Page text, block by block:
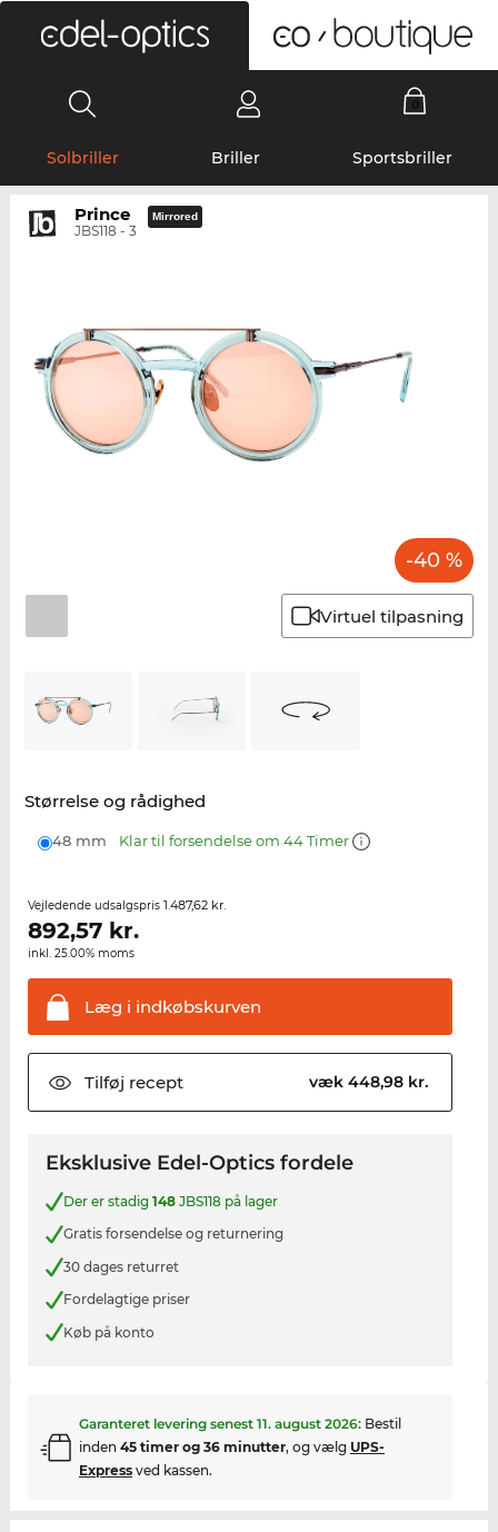
Solbriller Briller Sportsbriller
Prince
JBS118 - 3
Mirrored
-40 %
Virtuel tilpasning
Størrelse og rådighed
48 mm Klar til forsendelse om 44 Timer
Vejledende udsalgspris 1.487,62 kr.
892,57kr.
inkl. 25.00% moms
Læg i indkøbskurven
Tilføj recept væk 448,98 kr.
Eksklusive Edel-Optics fordele
Der er stadig 148JBS118 på lager
Gratis forsendelse og returnering
30 dages returret
Fordelagtige priser
Køb på konto
Garanteret levering senest 11. august 2026: Bestil
inden 45 timer og 36 minutter, og vælg UPS-
Expressved kassen.